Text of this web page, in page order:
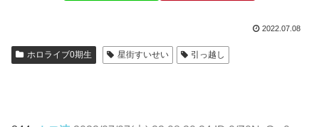
2022.07.08
ホロライブ0期生 星街すいせい 引っ越し